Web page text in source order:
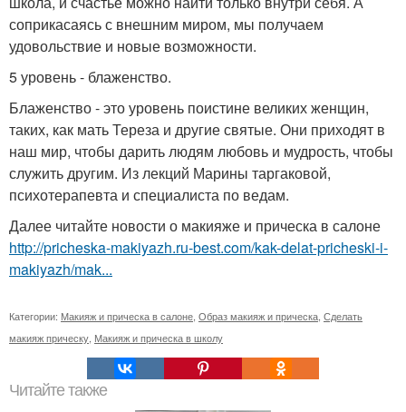
соприкасаясь с внешним миром, мы получаем
удовольствие и новые возможности.
5 уровень - блаженство.
Блаженство - это уровень поистине великих женщин,
таких, как мать Тереза и другие святые. Они приходят в
наш мир, чтобы дарить людям любовь и мудрость, чтобы
служить другим. Из лекций Марины таргаковой,
психотерапевта и специалиста по ведам.
Далее читайте новости о макияже и прическа в салоне
http://pricheska-makiyazh.ru-best.com/kak-delat-pricheski-i-
makiyazh/mak...
Категории: Макияж и прическа в салоне Образ макияж и прическа Сделать
макияж прическу Макияж и прическа в школу
Читайте также